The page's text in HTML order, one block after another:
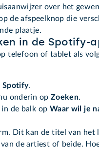
over het
de afspeelknop die
plaatje.
in de Spotify-
telefoon of tablet als
Spotify.
onderin op Zoeken.
de balk op Waar wil je
Dit kan de titel van het
de artiest of beide.